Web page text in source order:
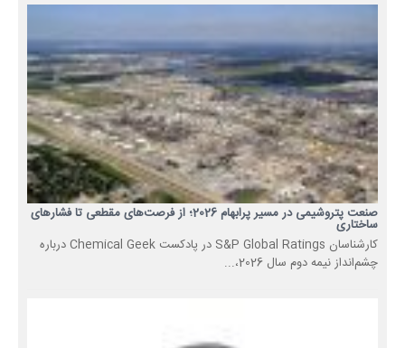
صنعت پتروشیمی در مسیر پرابهام 2026؛ از فرصت‌های مقطعی تا فشارهای
ساختاری
کارشناسان S&P Global Ratings در پادکست Chemical Geek درباره
چشم‌انداز نیمه دوم سال 2026،...